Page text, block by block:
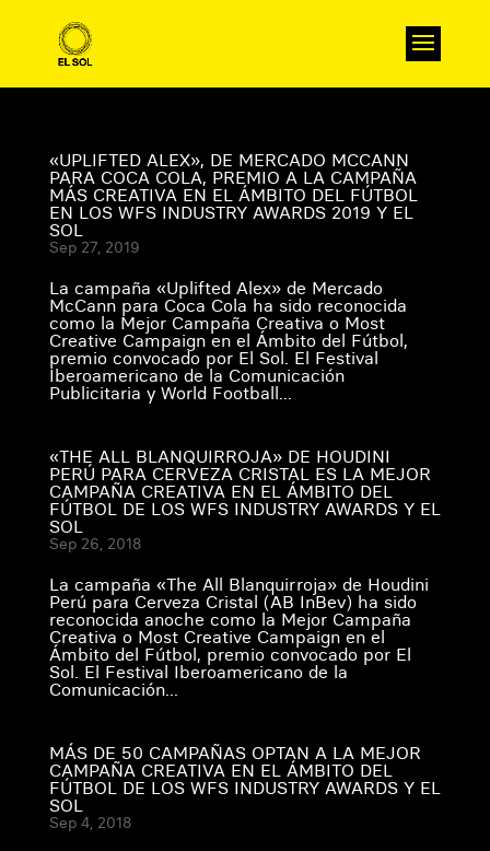
«UPLIFTED ALEX», DE MERCADO MCCANN
PARA COCA COLA, PREMIO A LA CAMPAÑA
MÁS CREATIVA EN EL ÁMBITO DEL FÚTBOL
EN LOS WFS INDUSTRY AWARDS 2019 Y EL
SOL
Sep 27, 2019
La campaña «Uplifted Alex» de Mercado
McCann para Coca Cola ha sido reconocida
como la Mejor Campaña Creativa o Most
Creative Campaign en el Ámbito del Fútbol,
premio convocado por El Sol. El Festival
Iberoamericano de la Comunicación
Publicitaria y World Football...
«THE ALL BLANQUIRROJA» DE HOUDINI
PERÚ PARA CERVEZA CRISTAL ES LA MEJOR
CAMPAÑA CREATIVA EN EL ÁMBITO DEL
FÚTBOL DE LOS WFS INDUSTRY AWARDS Y EL
SOL
Sep 26, 2018
La campaña «The All Blanquirroja» de Houdini
Perú para Cerveza Cristal (AB InBev) ha sido
reconocida anoche como la Mejor Campaña
Creativa o Most Creative Campaign en el
Ámbito del Fútbol, premio convocado por El
Sol. El Festival Iberoamericano de la
Comunicación...
MÁS DE 50 CAMPAÑAS OPTAN A LA MEJOR
CAMPAÑA CREATIVA EN EL ÁMBITO DEL
FÚTBOL DE LOS WFS INDUSTRY AWARDS Y EL
SOL
Sep 4, 2018